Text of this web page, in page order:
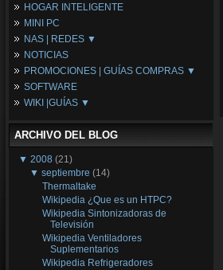
Fuentes de Alimentación
Memória RAM
Placas Base
Procesadores
Periféricos
Refrigeración
Tarjetas Gráficas
HOGAR INTELIGENTE
MINI PC
NAS | REDES ▼
NAS
Espacio Synology
Redes
NOTICIAS
PROMOCIONES | GUÍAS COMPRAS ▼
Configuraciones Ordenadores
Guías de Compras
SOFTWARE
WIKI |GUÍAS ▼
Wikipedia
ARCHIVO DEL BLOG
▼ 2008 (21)
▼septiembre (14)
Thermaltake
Wikipedia ¿Que es un HTPC?
Wikipedia Sintonizadoras de
Televisión
Wikipedia Ventiladores
Suplementarios
Wikipedia Refrigeradores